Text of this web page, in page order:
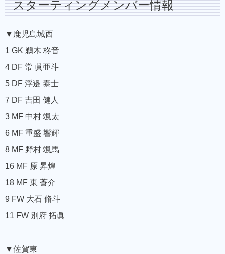
スターティングメンバー情報
▼鹿児島城西
1 GK 鵜木 柊音
4 DF 常 眞亜斗
5 DF 浮邉 泰士
7 DF 吉田 健人
3 MF 中村 颯太
6 MF 重盛 響輝
8 MF 野村 颯馬
16 MF 原 昇煌
18 MF 東 蒼介
9 FW 大石 脩斗
11 FW 別府 拓眞
▼佐賀東